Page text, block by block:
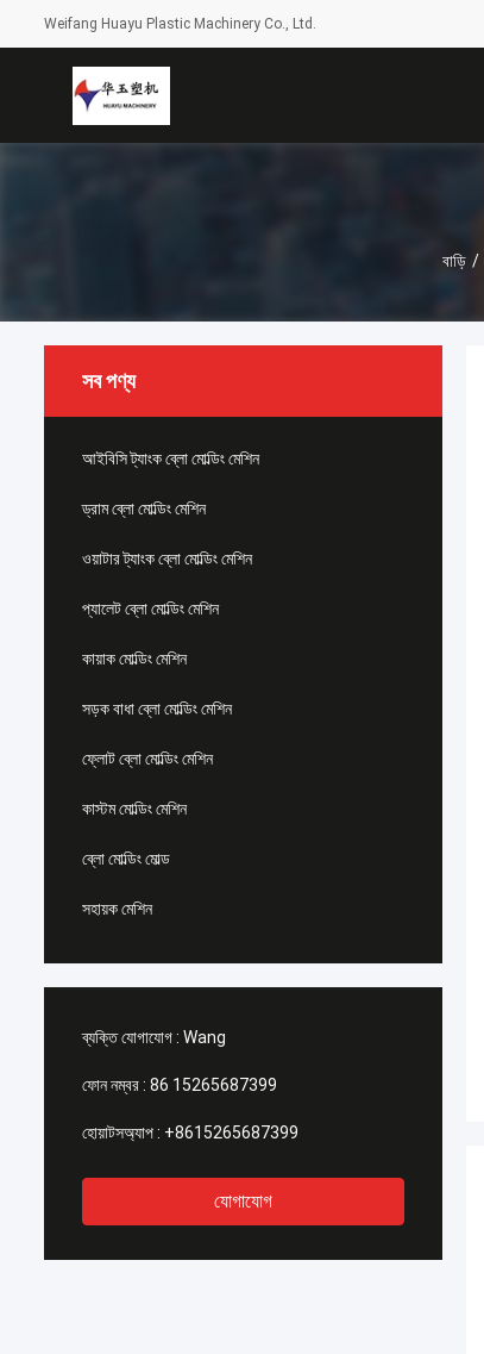
Weifang Huayu Plastic Machinery Co., Ltd.
বাড়ি /
সব পণ্য
আইবিসি ট্যাংক ব্লো মোল্ডিং মেশিন
ড্রাম ব্লো মোল্ডিং মেশিন
ওয়াটার ট্যাংক ব্লো মোল্ডিং মেশিন
প্যালেট ব্লো মোল্ডিং মেশিন
কায়াক মোল্ডিং মেশিন
সড়ক বাধা ব্লো মোল্ডিং মেশিন
ফ্লোট ব্লো মোল্ডিং মেশিন
কাস্টম মোল্ডিং মেশিন
ব্লো মোল্ডিং মোল্ড
সহায়ক মেশিন
ব্যক্তি যোগাযোগ : Wang
ফোন নম্বর : 86 15265687399
হোয়াটসঅ্যাপ : +8615265687399
যোগাযোগ